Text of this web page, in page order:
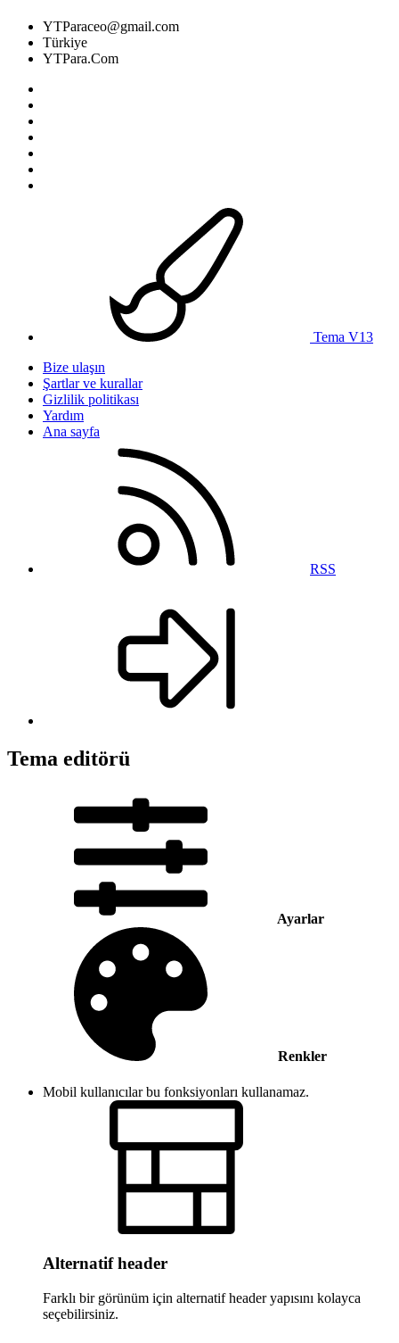
YTParaceo@gmail.com
Türkiye
YTPara.Com
Tema V13
Bize ulaşın
Şartlar ve kurallar
Gizlilik politikası
Yardım
Ana sayfa
RSS
Tema editörü
Ayarlar
Renkler
Mobil kullanıcılar bu fonksiyonları kullanamaz.
Alternatif header
Farklı bir görünüm için alternatif header yapısını kolayca
seçebilirsiniz.